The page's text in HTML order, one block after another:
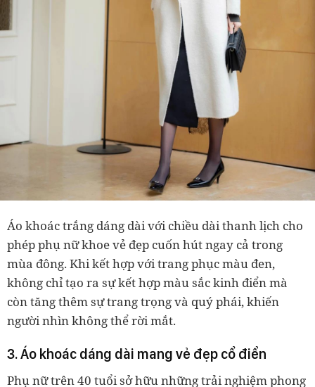
Áo khoác trắng dáng dài với chiều dài thanh lịch cho
phép phụ nữ khoe vẻ đẹp cuốn hút ngay cả trong
mùa đông. Khi kết hợp với trang phục màu đen,
không chỉ tạo ra sự kết hợp màu sắc kinh điển mà
còn tăng thêm sự trang trọng và quý phái, khiến
người nhìn không thể rời mắt.
3. Áo khoác dáng dài mang vẻ đẹp cổ điển
Phụ nữ trên 40 tuổi sở hữu những trải nghiệm phong